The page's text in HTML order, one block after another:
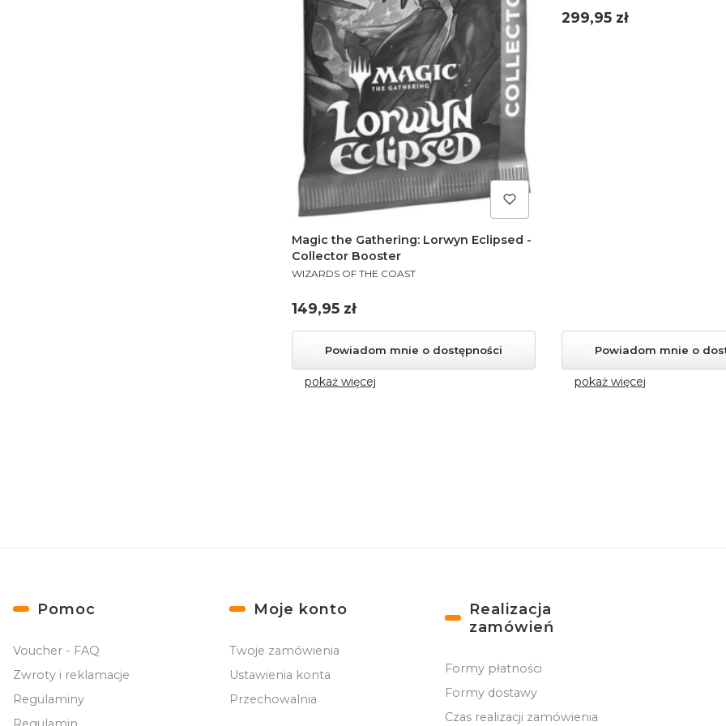
Magic the Gathering: Lorwyn Eclipsed -
Collector Booster
PRODUCENT
WIZARDS OF THE COAST
Cena
149,95 zł
Powiadom mnie o dostępności
pokaż więcej
Cena
299,95 zł
Powiadom mnie o
pokaż więcej
Linki w stopce
Pomoc
Voucher - FAQ
Zwroty i reklamacje
Regulaminy
Moje konto
Twoje zamówienia
Ustawienia konta
Przechowalnia
Realizacja
zamówień
Formy płatności
Formy dostawy
Czas realizacji zamówienia